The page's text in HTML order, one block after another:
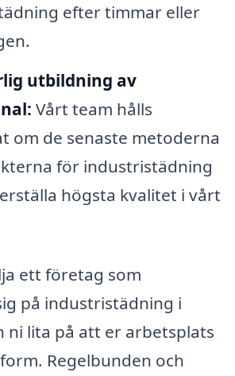
efter timmar eller
utbildning av
Vårt team hålls
om de senaste metoderna
för industristädning
högsta kvalitet i vårt
ett företag som
på industristädning i
ni lita på att er arbetsplats
Regelbunden och